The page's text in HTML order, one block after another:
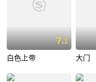
7.1
白色上帝 大门